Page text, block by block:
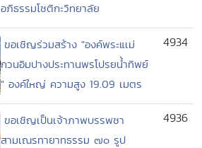
อภิธรรมโชติกะวิทยาลัย
ขอเชิญร่วมสร้าง "องค์พระแเม่
กวนอิมปางประทานพรโปรยน้ำทิพย์
" องค์ใหญ่ ความสูง 19.09 เมตร
4934
ขอเชิญเป็นเจ้าภาพบรรพชา
สามเณรทายาทธรรม ๗๐ รูป
4936